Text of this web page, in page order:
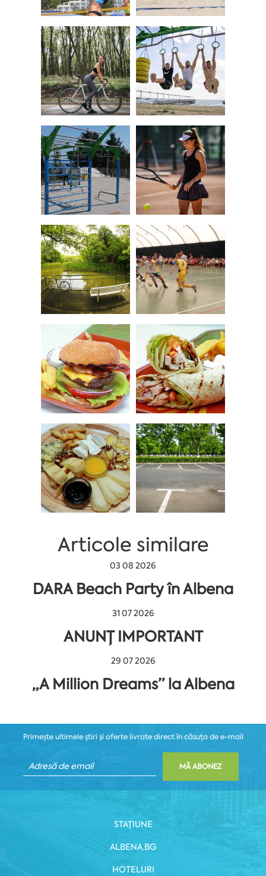
Articole similare
03 08 2026
DARA Beach Party în Albena
31 07 2026
ANUNȚ IMPORTANT
29 07 2026
„A Million Dreams” la Albena
Primește ultimele știri și oferte livrate direct în căsuța de e-mail
MĂ ABONEZ
STAȚIUNE
ALBENA.BG
HOTELURI